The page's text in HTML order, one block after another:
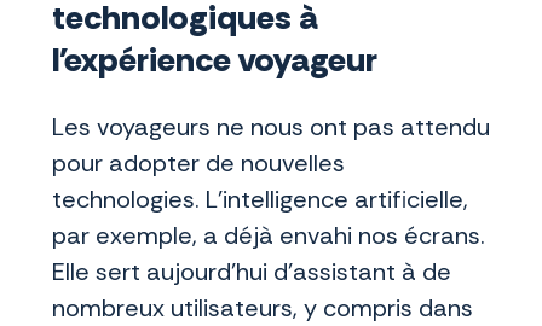
technologiques à
l'expérience voyageur
Les voyageurs ne nous ont pas attendu
pour adopter de nouvelles
technologies. L’intelligence artificielle,
par exemple, a déjà envahi nos écrans.
Elle sert aujourd’hui d’assistant à de
nombreux utilisateurs, y compris dans